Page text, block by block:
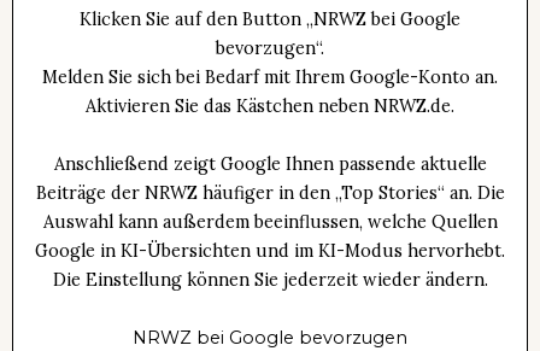
Klicken Sie auf den Button „NRWZ bei Google
bevorzugen“.
Melden Sie sich bei Bedarf mit Ihrem Google-Konto an.
Aktivieren Sie das Kästchen neben NRWZ.de.
Anschließend zeigt Google Ihnen passende aktuelle
Beiträge der NRWZ häufiger in den „Top Stories“ an. Die
Auswahl kann außerdem beeinflussen, welche Quellen
Google in KI-Übersichten und im KI-Modus hervorhebt.
Die Einstellung können Sie jederzeit wieder ändern.
NRWZ bei Google bevorzugen